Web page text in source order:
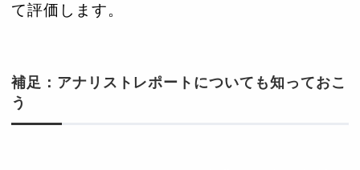
て評価します。
補足：アナリストレポートについても知っておこ
う